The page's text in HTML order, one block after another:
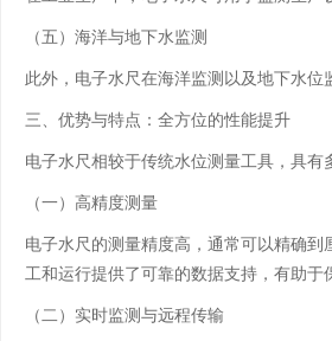
（五）海洋与地下水监测
此外，电子水尺在海洋监测以及地下水位
三、优势与特点：全方位的性能提升
电子水尺相较于传统水位测量工具，具有
（一）高精度测量
电子水尺的测量精度高，通常可以精确
工和运行提供了可靠的数据支持，有助于
（二）实时监测与远程传输